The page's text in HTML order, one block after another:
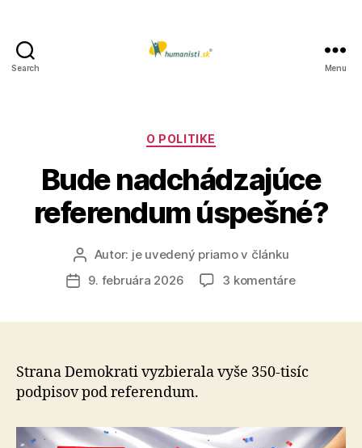
Search Menu
Kategórie
O POLITIKE
Bude nadchádzajúce
referendum úspešné?
Autor
článku
Autor: je uvedený priamo v článku
Dátum
9. februára 2026 3 komentárena
Strana Demokrati vyzbierala vyše 350-tisíc
podpisov pod referendum.